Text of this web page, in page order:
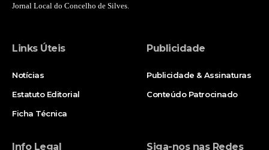
Jornal Local do Concelho de Silves.
Links Úteis
Notícias
Estatuto Editorial
Ficha Técnica
Publicidade
Publicidade & Assinaturas
Conteúdo Patrocinado
Info Legal Siga-nos nas Redes